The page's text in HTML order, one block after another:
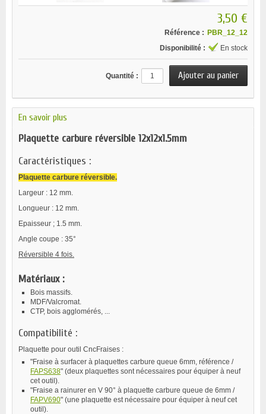
3,50 €
Référence : PBR_12_12
Disponibilité :
En stock
Quantité :
En savoir plus
Plaquette carbure réversible 12x12x1.5mm
Caractéristiques :
Plaquette carbure réversible.
Largeur : 12 mm.
Longueur : 12 mm.
Epaisseur ; 1.5 mm.
Angle coupe : 35°
Réversible 4 fois.
Matériaux :
Bois massifs.
MDF/Valcromat.
CTP, bois agglomérés, ...
Compatibilité :
Plaquette pour outil CncFraises :
"Fraise à surfacer à plaquettes carbure queue 6mm, référence /
FAPS638" (deux plaquettes sont nécessaires pour équiper à neuf
cet outil).
"Fraise a rainurer en V 90° à plaquette carbure queue de 6mm /
FAPV690" (une plaquette est nécessaire pour équiper à neuf cet
outil).